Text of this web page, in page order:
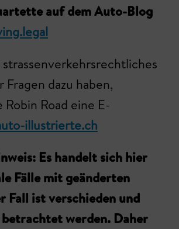
auf dem Auto-Blog
strassenverkehrsrechtliches
Fragen dazu haben,
Robin Road eine E-
illustrierte.ch
Es handelt sich hier
Fälle mit geänderten
Fall ist verschieden und
betrachtet werden. Daher